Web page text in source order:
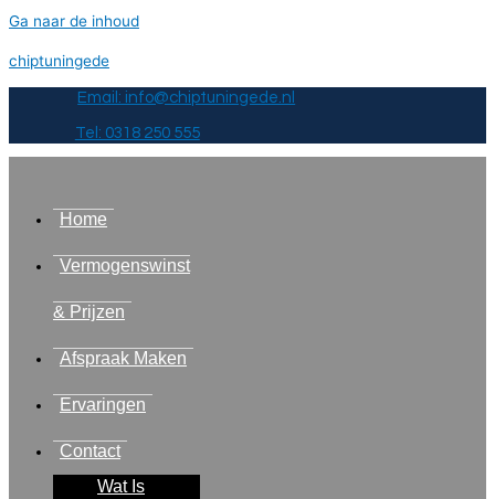
Ga naar de inhoud
chiptuningede
Email: info@chiptuningede.nl
Tel: 0318 250 555
Home
Vermogenswinst
& Prijzen
Afspraak Maken
Ervaringen
Contact
Wat Is